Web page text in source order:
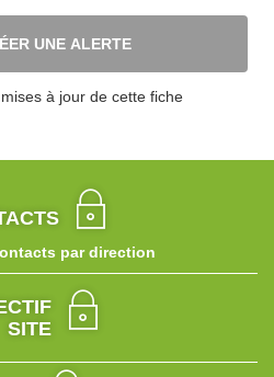
UNE ALERTE
à jour de cette fiche
par direction
SITE